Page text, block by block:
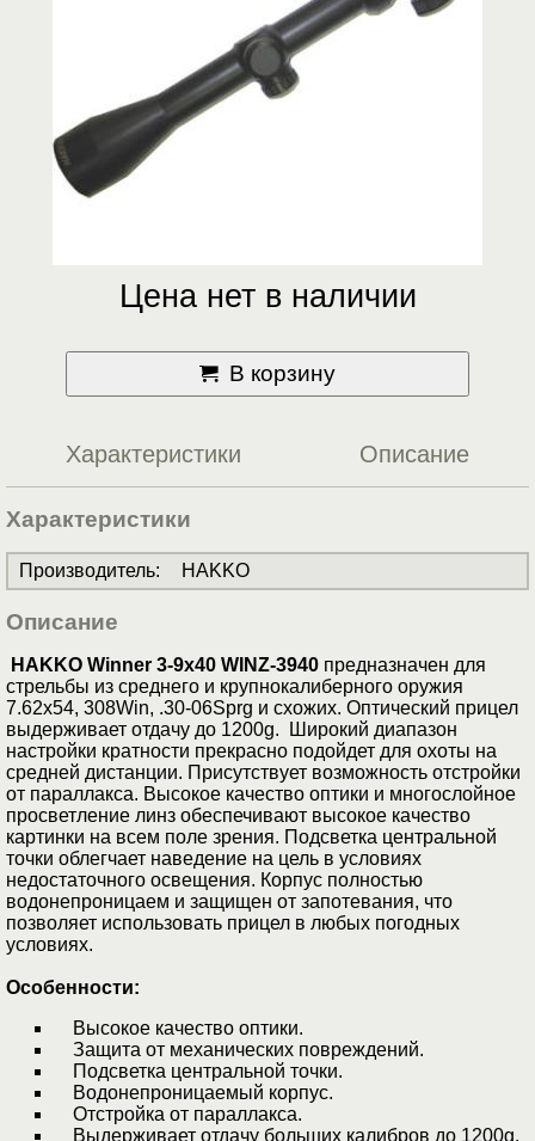
Цена нет в наличии
В корзину
Характеристики Описание
Характеристики
Производитель: HAKKO
Описание
HAKKO Winner 3-9x40 WINZ-3940 предназначен для
стрельбы из среднего и крупнокалиберного оружия
7.62x54, 308Win, .30-06Sprg и схожих. Оптический прицел
выдерживает отдачу до 1200g. Широкий диапазон
настройки кратности прекрасно подойдет для охоты на
средней дистанции. Присутствует возможность отстройки
от параллакса. Высокое качество оптики и многослойное
просветление линз обеспечивают высокое качество
картинки на всем поле зрения. Подcветка центральной
точки облегчает наведение на цель в условиях
недостаточного освещения. Корпус полностью
водонепроницаем и защищен от запотевания, что
позволяет использовать прицел в любых погодных
условиях.
Особенности:
Высокое качество оптики.
Защита от механических повреждений.
Подcветка центральной точки.
Водонепроницаемый корпус.
Отстройка от параллакса.
Выдерживает отдачу больших калибров до 1200g.